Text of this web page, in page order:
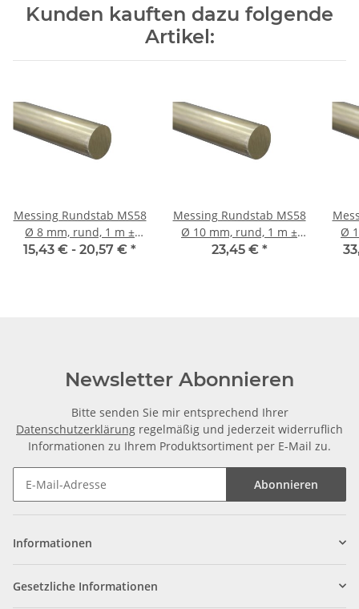
Kunden kauften dazu folgende
Artikel:
Messing Rundstab MS58
Ø 8 mm, rund, 1 m ±
5mm
15,43 € - 20,57 € *
Messing Rundstab MS58
Ø 10 mm, rund, 1 m ±
5mm
23,45 € *
Ø 14 mm, rund, 1 m ±
Newsletter Abonnieren
Bitte senden Sie mir entsprechend Ihrer
Datenschutzerklärung regelmäßig und jederzeit widerruflich
Informationen zu Ihrem Produktsortiment per E-Mail zu.
Abonnieren
Informationen
Gesetzliche Informationen